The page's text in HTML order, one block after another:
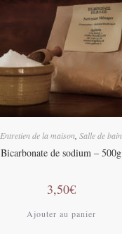
Entretien de la maison Salle de bain
Bicarbonate de sodium – 500g
3,50€
Ajouter au panier